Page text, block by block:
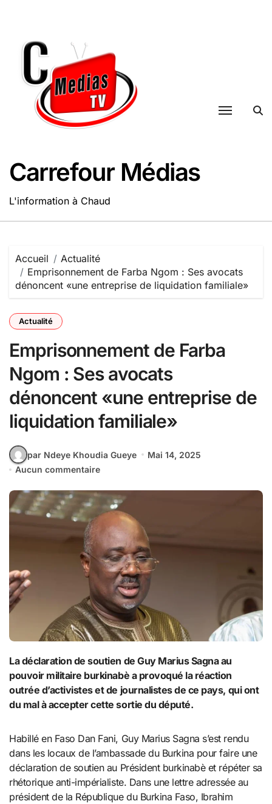
Carrefour Médias
L'information à Chaud
Accueil
Actualité
Emprisonnement de Farba Ngom : Ses avocats
dénoncent «une entreprise de liquidation familiale»
Actualité
Emprisonnement de Farba
Ngom : Ses avocats
dénoncent «une entreprise de
liquidation familiale»
par Ndeye Khoudia Gueye
Mai 14, 2025
Aucun commentaire
La déclaration de soutien de Guy Marius Sagna au
pouvoir militaire burkinabè a provoqué la réaction
outrée d’activistes et de journalistes de ce pays, qui ont
du mal à accepter cette sortie du député.
Habillé en Faso Dan Fani, Guy Marius Sagna s’est rendu
dans les locaux de l’ambassade du Burkina pour faire une
déclaration de soutien au Président burkinabè et répéter sa
rhétorique anti-impérialiste. Dans une lettre adressée au
président de la République du Burkina Faso, Ibrahim